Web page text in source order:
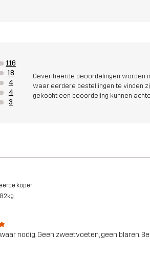
116
18
4
4
3
Geverifieerde beoordelingen worden
waar eerdere bestellingen te vinden
gekocht een beoordeling kunnen
koper
nodig. Geen zweetvoeten, geen blaren.